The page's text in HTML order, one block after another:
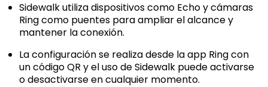
Sidewalk utiliza dispositivos como Echo y cámaras
Ring como puentes para ampliar el alcance y
mantener la conexión.
La configuración se realiza desde la app Ring con
un código QR y el uso de Sidewalk puede activarse
o desactivarse en cualquier momento.